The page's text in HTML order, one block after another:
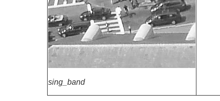
sing_band